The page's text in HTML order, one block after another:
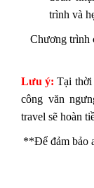
trình và
Chương trình
Lưu ý:Tại thời
công văn
travel sẽ hoàn
**Để đảm bảo